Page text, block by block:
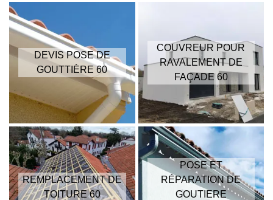
DEVIS POSE DE
GOUTTIÈRE 60
COUVREUR POUR
RAVALEMENT DE
FAÇADE 60
REMPLACEMENT DE
TOITURE 60
POSE ET
RÉPARATION DE
GOUTIERE